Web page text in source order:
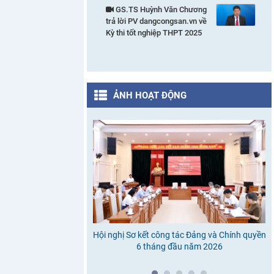
GS.TS Huỳnh Văn Chương
trả lời PV dangcongsan.vn về
Kỳ thi tốt nghiệp THPT 2025
ẢNH HOẠT ĐỘNG
Hội nghị Sơ kết công tác Đảng và Chính quyền
6 tháng đầu năm 2026